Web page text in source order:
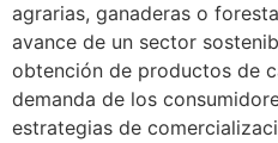
agrarias, ganaderas o
avance de un sector
obtención de productos de
demanda de los
estrategias de